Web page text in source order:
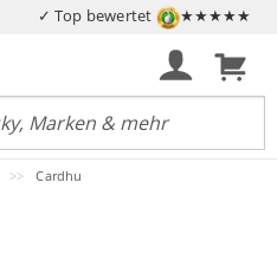
✓ Top bewertet ★★★★★
Cardhu